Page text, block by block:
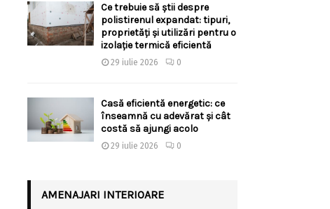
Ce trebuie să știi despre
polistirenul expandat: tipuri,
proprietăți și utilizări pentru o
izolație termică eficientă
29 iulie 2026 0
Casă eficientă energetic: ce
înseamnă cu adevărat și cât
costă să ajungi acolo
29 iulie 2026 0
AMENAJARI INTERIOARE